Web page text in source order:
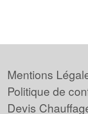
Mentions
Politique de
Devis